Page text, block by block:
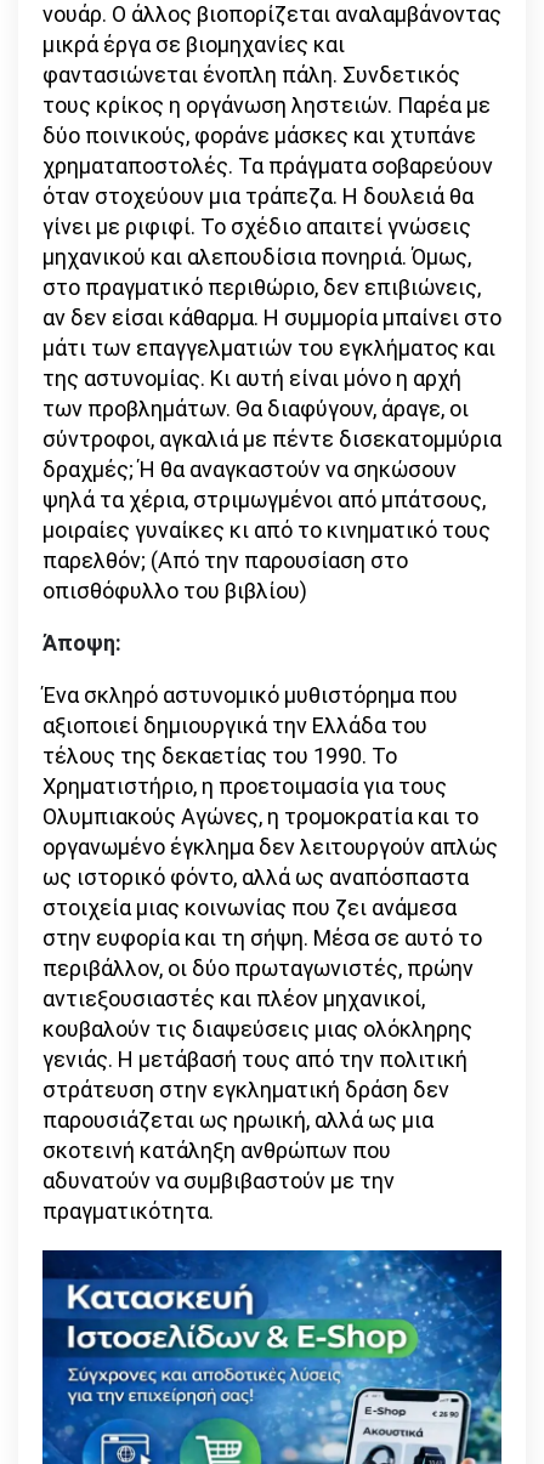
νουάρ. Ο άλλος βιοπορίζεται αναλαμβάνοντας
μικρά έργα σε βιομηχανίες και
φαντασιώνεται ένοπλη πάλη. Συνδετικός
τους κρίκος η οργάνωση ληστειών. Παρέα με
δύο ποινικούς, φοράνε μάσκες και χτυπάνε
χρηματαποστολές. Τα πράγματα σοβαρεύουν
όταν στοχεύουν μια τράπεζα. Η δουλειά θα
γίνει με ριφιφί. Το σχέδιο απαιτεί γνώσεις
μηχανικού και αλεπουδίσια πονηριά. Όμως,
στο πραγματικό περιθώριο, δεν επιβιώνεις,
αν δεν είσαι κάθαρμα. Η συμμορία μπαίνει στο
μάτι των επαγγελματιών του εγκλήματος και
της αστυνομίας. Κι αυτή είναι μόνο η αρχή
των προβλημάτων. Θα διαφύγουν, άραγε, οι
σύντροφοι, αγκαλιά με πέντε δισεκατομμύρια
δραχμές; Ή θα αναγκαστούν να σηκώσουν
ψηλά τα χέρια, στριμωγμένοι από μπάτσους,
μοιραίες γυναίκες κι από το κινηματικό τους
παρελθόν; (Από την παρουσίαση στο
οπισθόφυλλο του βιβλίου)
Άποψη:
Ένα σκληρό αστυνομικό μυθιστόρημα που
αξιοποιεί δημιουργικά την Ελλάδα του
τέλους της δεκαετίας του 1990. Το
Χρηματιστήριο, η προετοιμασία για τους
Ολυμπιακούς Αγώνες, η τρομοκρατία και το
οργανωμένο έγκλημα δεν λειτουργούν απλώς
ως ιστορικό φόντο, αλλά ως αναπόσπαστα
στοιχεία μιας κοινωνίας που ζει ανάμεσα
στην ευφορία και τη σήψη. Μέσα σε αυτό το
περιβάλλον, οι δύο πρωταγωνιστές, πρώην
αντιεξουσιαστές και πλέον μηχανικοί,
κουβαλούν τις διαψεύσεις μιας ολόκληρης
γενιάς. Η μετάβασή τους από την πολιτική
στράτευση στην εγκληματική δράση δεν
παρουσιάζεται ως ηρωική, αλλά ως μια
σκοτεινή κατάληξη ανθρώπων που
αδυνατούν να συμβιβαστούν με την
πραγματικότητα.